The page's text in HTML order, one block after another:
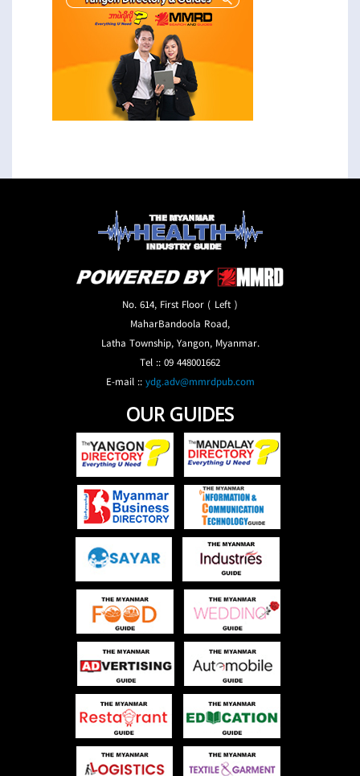
No. 614, First Floor ( Left )
MaharBandoola Road,
Latha Township, Yangon, Myanmar.
Tel :: 09 448001662
E-mail ::ydg.adv@mmrdpub.com
OUR GUIDES